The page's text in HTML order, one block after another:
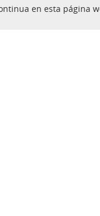
en esta página